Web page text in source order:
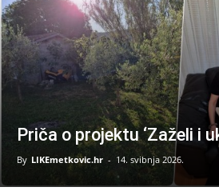
Priča o projektu ‘Zaželi i
By LIKEmetkovic.hr - 14. svibnja 2026.